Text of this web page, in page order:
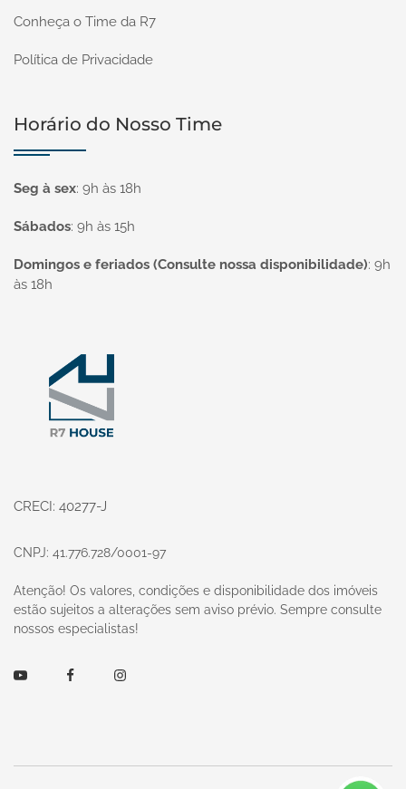
Conheça o Time da R7
Política de Privacidade
Horário do Nosso Time
Seg à sex: 9h às 18h
Sábados: 9h às 15h
Domingos e feriados (Consulte nossa disponibilidade): 9h
às 18h
CRECI: 40277-J
CNPJ: 41.776.728/0001-97
Atenção! Os valores, condições e disponibilidade dos imóveis
estão sujeitos a alterações sem aviso prévio. Sempre consulte
nossos especialistas!
Youtube FacebookInstagram